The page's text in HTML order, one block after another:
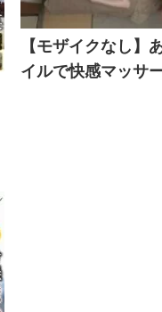
【モザイクなし】
イルで快感マッサ